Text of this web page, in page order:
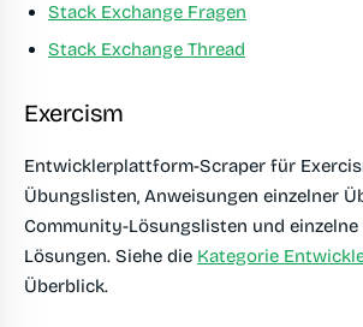
Stack Exchange Fragen
Stack Exchange Thread
Exercism
Entwicklerplattform-Scraper für
Übungslisten, Anweisungen einzelner
Community-Lösungslisten und
Lösungen. Siehe die Kategorie
Überblick.